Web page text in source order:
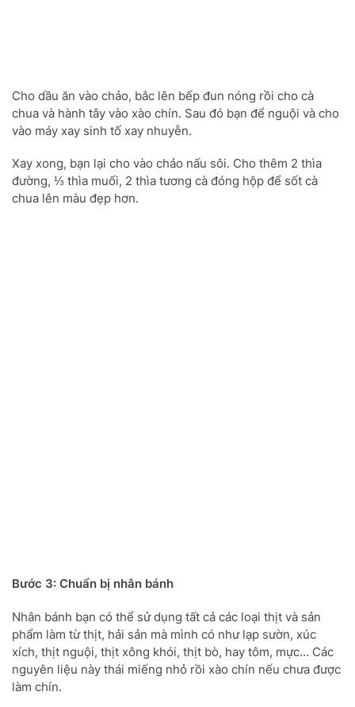
Cho dầu ăn vào chảo, bắc lên bếp đun nóng rồi cho cà
chua và hành tây vào xào chín. Sau đó bạn để nguội và cho
vào máy xay sinh tố xay nhuyễn.
Xay xong, bạn lại cho vào chảo nấu sôi. Cho thêm 2 thìa
đường, ⅓ thìa muối, 2 thìa tương cà đóng hộp để sốt cà
chua lên màu đẹp hơn.
Bước 3: Chuẩn bị nhân bánh
Nhân bánh bạn có thể sử dụng tất cả các loại thịt và sản
phẩm làm từ thịt, hải sản mà mình có như lạp sườn, xúc
xích, thịt nguội, thịt xông khói, thịt bò, hay tôm, mực… Các
nguyên liệu này thái miếng nhỏ rồi xào chín nếu chưa được
làm chín.